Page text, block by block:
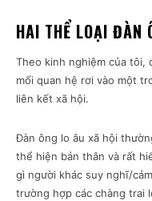
HAI THỂ LOẠI ĐÀN
Theo kinh nghiệm của tôi,
mối quan hệ rơi vào một
liên kết xã hội.
Đàn ông lo âu xã hội
thể hiện bản thân và rất
gì người khác suy nghĩ/
trường hợp các chàng trai